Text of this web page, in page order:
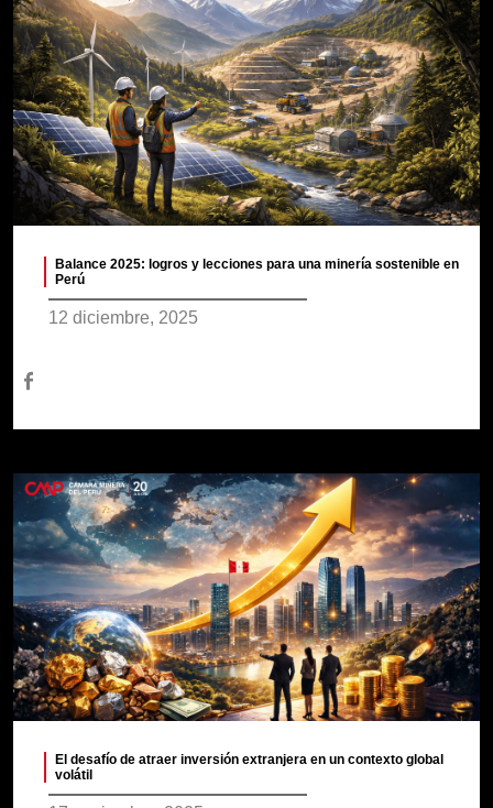
Balance 2025: logros y lecciones para una minería sostenible en
Perú
12 diciembre, 2025
El desafío de atraer inversión extranjera en un contexto global
volátil